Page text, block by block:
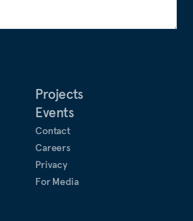
Projects
Events
Contact
Careers
Privacy
For Media